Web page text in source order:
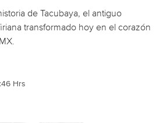
de Tacubaya, el antiguo
transformado hoy en el corazón
Hrs